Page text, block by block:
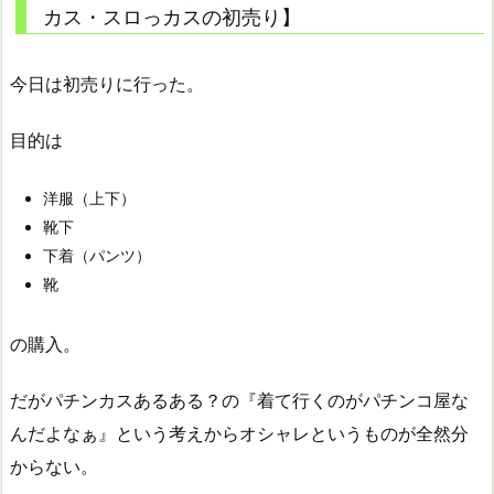
カス・スロっカスの初売り】
今日は初売りに行った。
目的は
洋服（上下）
靴下
下着（パンツ）
靴
の購入。
だがパチンカスあるある？の『着て行くのがパチンコ屋な
んだよなぁ』という考えからオシャレというものが全然分
からない。